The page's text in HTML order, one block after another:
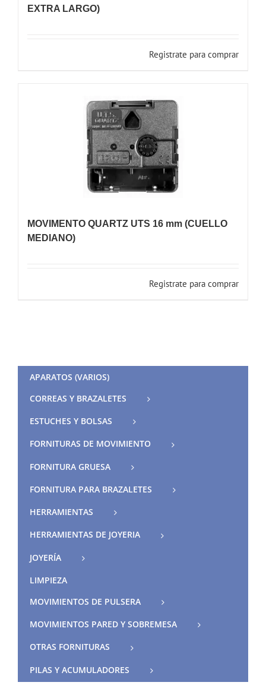
EXTRA LARGO)
Registrate para comprar
MOVIMENTO QUARTZ UTS 16 mm (CUELLO
MEDIANO)
Registrate para comprar
APARATOS (VARIOS)
CORREAS Y BRAZALETES
ESTUCHES Y BOLSAS
FORNITURAS DE MOVIMIENTO
FORNITURA GRUESA
FORNITURA PARA BRAZALETES
HERRAMIENTAS
HERRAMIENTAS DE JOYERIA
JOYERÍA
LIMPIEZA
MOVIMIENTOS DE PULSERA
MOVIMIENTOS PARED Y SOBREMESA
OTRAS FORNITURAS
PILAS Y ACUMULADORES